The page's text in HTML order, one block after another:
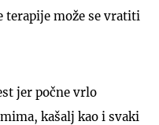
terapije može se vratiti
jer počne vrlo
kašalj kao i svaki